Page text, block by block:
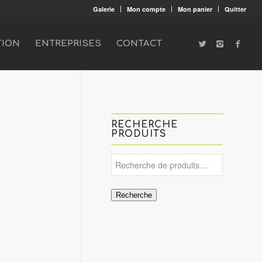
Galerie Mon compte Mon panier Quitter
ENTREPRISES CONTACT
RECHERCHE
PRODUITS
Recherche